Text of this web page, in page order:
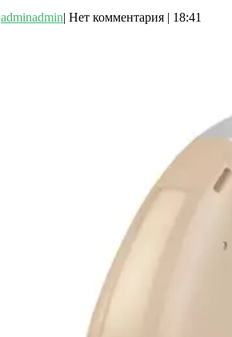
adminadmin| Нет комментария | 18:41